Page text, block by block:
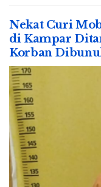
Nekat Curi
di Kampar
Korban